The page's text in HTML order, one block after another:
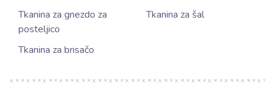
Tkanina za gnezdo za
posteljico
Tkanina za šal
Tkanina za brisačo